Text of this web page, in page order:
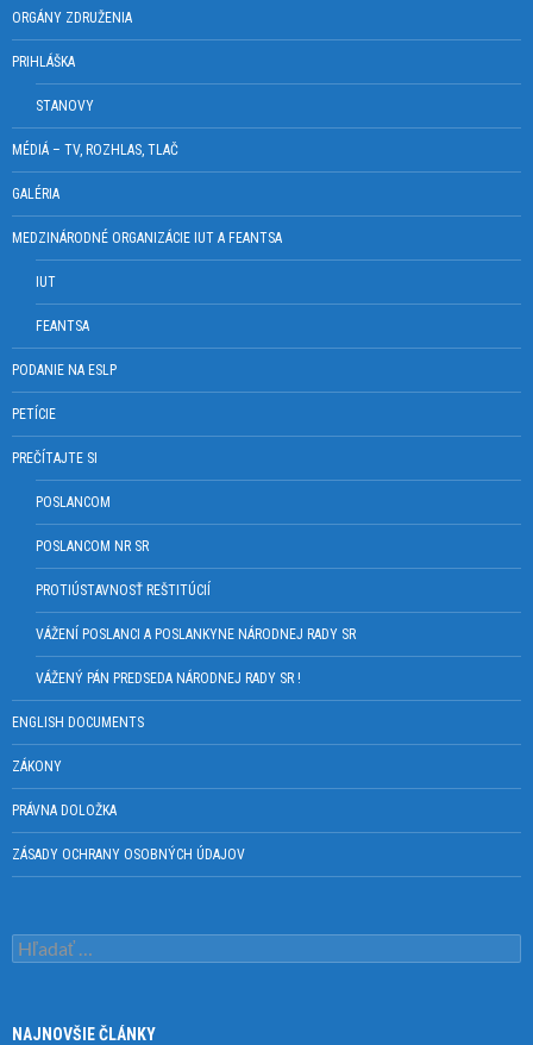
ORGÁNY ZDRUŽENIA
PRIHLÁŠKA
STANOVY
MÉDIÁ – TV, ROZHLAS, TLAČ
GALÉRIA
MEDZINÁRODNÉ ORGANIZÁCIE IUT A FEANTSA
IUT
FEANTSA
PODANIE NA ESLP
PETÍCIE
PREČÍTAJTE SI
POSLANCOM
POSLANCOM NR SR
PROTIÚSTAVNOSŤ REŠTITÚCIÍ
VÁŽENÍ POSLANCI A POSLANKYNE NÁRODNEJ RADY SR
VÁŽENÝ PÁN PREDSEDA NÁRODNEJ RADY SR !
ENGLISH DOCUMENTS
ZÁKONY
PRÁVNA DOLOŽKA
ZÁSADY OCHRANY OSOBNÝCH ÚDAJOV
Hľadať:
NAJNOVŠIE ČLÁNKY